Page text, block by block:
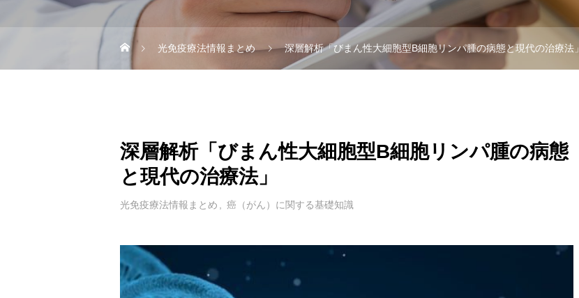
光免疫療法情報まとめ 深層解析「びまん性大細胞型B細胞リンパ腫の病態と現代の治療法」
深層解析「びまん性大細胞型B細胞リンパ腫の病態
と現代の治療法」
光免疫療法情報まとめ 癌（がん）に関する基礎知識